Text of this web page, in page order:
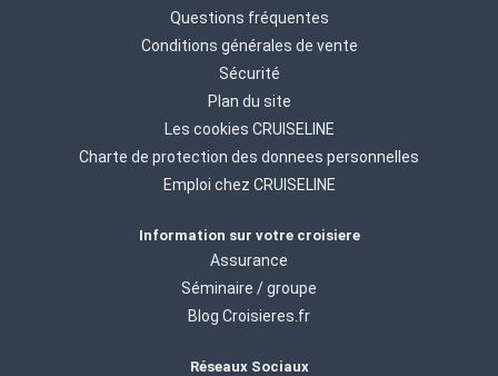
Questions fréquentes
Conditions générales de vente
Sécurité
Plan du site
Les cookies CRUISELINE
Charte de protection des donnees personnelles
Emploi chez CRUISELINE
Information sur votre croisiere
Assurance
Séminaire / groupe
Blog Croisieres.fr
Réseaux Sociaux